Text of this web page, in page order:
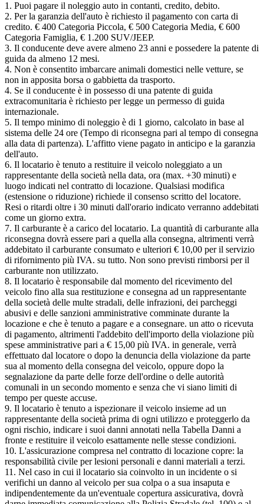
1. Puoi pagare il noleggio auto in contanti, credito, debito.
2. Per la garanzia dell'auto è richiesto il pagamento con carta di
credito. € 400 Categoria Piccola, € 500 Categoria Media, € 600
Categoria Famiglia, € 1.200 SUV/JEEP.
3. Il conducente deve avere almeno 23 anni e possedere la patente di
guida da almeno 12 mesi.
4. Non è consentito imbarcare animali domestici nelle vetture, se
non in apposita borsa o gabbietta da trasporto.
4. Se il conducente è in possesso di una patente di guida
extracomunitaria è richiesto per legge un permesso di guida
internazionale.
5. Il tempo minimo di noleggio è di 1 giorno, calcolato in base al
sistema delle 24 ore (Tempo di riconsegna pari al tempo di consegna
alla data di partenza). L'affitto viene pagato in anticipo e la garanzia
dell'auto.
6. Il locatario è tenuto a restituire il veicolo noleggiato a un
rappresentante della società nella data, ora (max. +30 minuti) e
luogo indicati nel contratto di locazione. Qualsiasi modifica
(estensione o riduzione) richiede il consenso scritto del locatore.
Resi o ritardi oltre i 30 minuti dall'orario indicato verranno addebitati
come un giorno extra.
7. Il carburante è a carico del locatario. La quantità di carburante alla
riconsegna dovrà essere pari a quella alla consegna, altrimenti verrà
addebitato il carburante consumato e ulteriori € 10,00 per il servizio
di rifornimento più IVA. su tutto. Non sono previsti rimborsi per il
carburante non utilizzato.
8. Il locatario è responsabile dal momento del ricevimento del
veicolo fino alla sua restituzione e consegna ad un rappresentante
della società delle multe stradali, delle infrazioni, dei parcheggi
abusivi e delle sanzioni amministrative comminate durante la
locazione e che è tenuto a pagare e a consegnare. un atto o ricevuta
di pagamento, altrimenti l'addebito dell'importo della violazione più
spese amministrative pari a € 15,00 più IVA. in generale, verrà
effettuato dal locatore o dopo la denuncia della violazione da parte
sua al momento della consegna del veicolo, oppure dopo la
segnalazione da parte delle forze dell'ordine o delle autorità
comunali in un secondo momento e senza che vi siano limiti di
tempo per queste accuse.
9. Il locatario è tenuto a ispezionare il veicolo insieme ad un
rappresentante della società prima di ogni utilizzo e proteggerlo da
ogni rischio, indicare i suoi danni annotati nella Tabella Danni a
fronte e restituire il veicolo esattamente nelle stesse condizioni.
10. L'assicurazione compresa nel contratto di locazione copre: la
responsabilità civile per lesioni personali e danni materiali a terzi.
11. Nel caso in cui il locatario sia coinvolto in un incidente o si
verifichi un danno al veicolo per sua colpa o a sua insaputa e
indipendentemente da un'eventuale copertura assicurativa, dovrà